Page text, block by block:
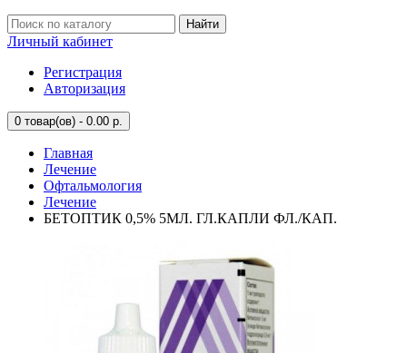
Найти
Личный кабинет
Регистрация
Авторизация
0 товар(ов) - 0.00 р.
Главная
Лечение
Офтальмология
Лечение
БЕТОПТИК 0,5% 5МЛ. ГЛ.КАПЛИ ФЛ./КАП.